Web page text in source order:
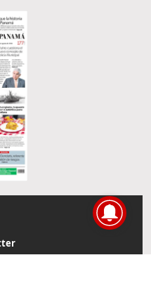
actualidad directamente en